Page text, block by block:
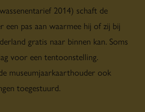
2014) schaft de
een pas aan waarmee hij of zij bij
gratis naar binnen kan. Soms
voor een tentoonstelling.
museumjaarkaarthouder ook
toegestuurd.